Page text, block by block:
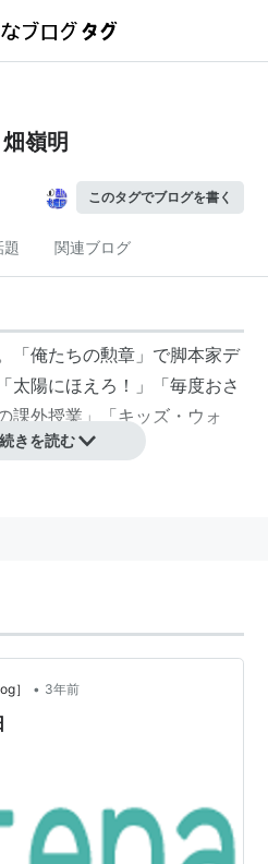
畑嶺明
このタグでブログを書く
関連ブログ
「俺たちの勲章」で脚本家デ
太陽にほえろ！」「毎度おさ
課外授業」「キッズ・ウォ
きを読む
］ • 3年前